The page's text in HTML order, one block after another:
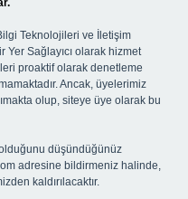
Teknolojileri ve İletişim
Yer Sağlayıcı olarak hizmet
proaktif olarak denetleme
Ancak, üyelerimiz
olup, siteye üye olarak bu
düşündüğünüz
adresine bildirmeniz halinde,
kaldırılacaktır.